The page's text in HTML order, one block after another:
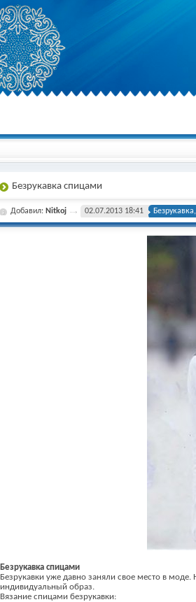
Безрукавка спицами
Добавил: Nitkoj 02.07.2013 18:41
Безрукавка спицами
Безрукавки уже давно заняли свое место в
индивидуальный образ.
Вязание спицами безрукавки: